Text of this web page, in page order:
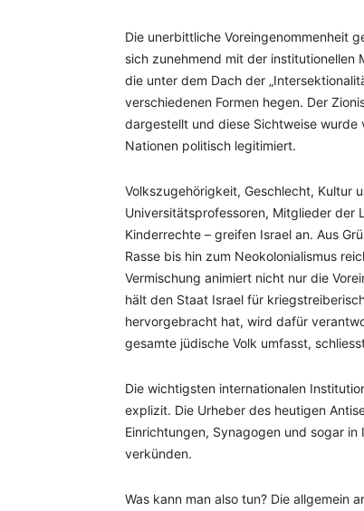
Die unerbittliche Voreingenommenheit
sich zunehmend mit der institutionellen
die unter dem Dach der
verschiedenen Formen hegen. Der
dargestellt und diese Sichtweise wurde
Nationen politisch legitimiert.
Volkszugehörigkeit, Geschlecht, Kultur
Universitätsprofessoren, Mitglieder der
Kinderrechte – greifen Israel an. Aus
Rasse bis hin zum Neokolonialismus
Vermischung animiert nicht nur die
hält den Staat Israel für
hervorgebracht hat, wird dafür
gesamte jüdische Volk umfasst,
Die wichtigsten internationalen
explizit. Die Urheber des heutigen
Einrichtungen, Synagogen und sogar
verkünden.
Was kann man also tun? Die allgemein